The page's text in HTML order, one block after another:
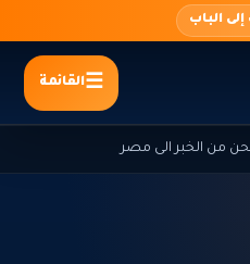
الباب
القائمة
من الخبر الى مصر